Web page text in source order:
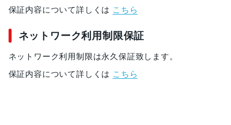
保証内容について詳しくは こちら
ネットワーク利用制限保証
ネットワーク利用制限は永久保証致します。
保証内容について詳しくは こちら